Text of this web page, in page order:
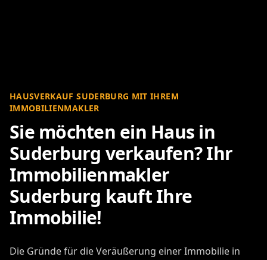
HAUSVERKAUF SUDERBURG MIT IHREM
IMMOBILIENMAKLER
Sie möchten ein Haus in
Suderburg verkaufen? Ihr
Immobilienmakler
Suderburg kauft Ihre
Immobilie!
Die Gründe für die Veräußerung einer Immobilie in